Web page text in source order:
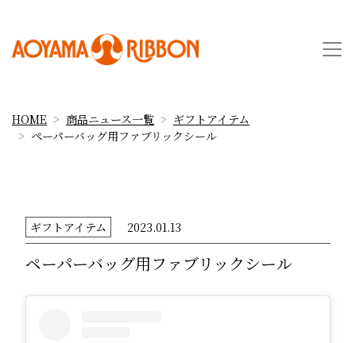
HOME 商品ニュース一覧
ギフトアイテム
ペーパーバッグ用ファブリックシール
ギフトアイテム 2023.01.13
ペーパーバッグ用ファブリックシール